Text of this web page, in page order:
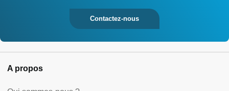
Contactez-nous
A propos